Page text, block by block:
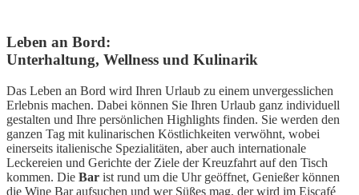
Leben an Bord:
Unterhaltung, Wellness und Kulinarik
Das Leben an Bord wird Ihren Urlaub zu einem unvergesslichen
Erlebnis machen. Dabei können Sie Ihren Urlaub ganz individuell
gestalten und Ihre persönlichen Highlights finden. Sie werden den
ganzen Tag mit kulinarischen Köstlichkeiten verwöhnt, wobei
einerseits italienische Spezialitäten, aber auch internationale
Leckereien und Gerichte der Ziele der Kreuzfahrt auf den Tisch
kommen. Die Bar ist rund um die Uhr geöffnet, Genießer können
die Wine Bar aufsuchen und wer Süßes mag, der wird im Eiscafé